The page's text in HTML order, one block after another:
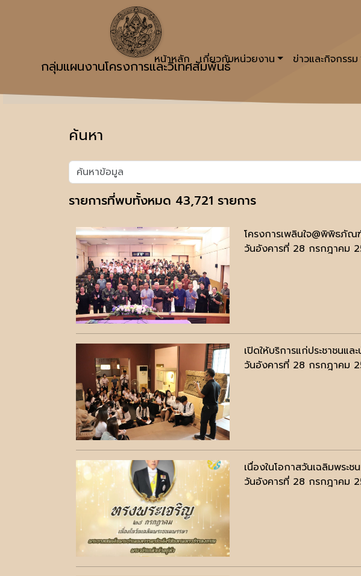
กลุ่มแผนงานโครงการและวิเทศสัมพันธ์
หน้าหลัก เกี่ยวกับหน่วยงาน ข่าวและกิจกรรม
ค้นหา
รายการที่พบทั้งหมด 43,721 รายการ
โครงการเพลินใจ@พิพิธภั
วันอังคารที่ 28 กรกฎาคม
เปิดให้บริการแก่ประชาชน
วันอังคารที่ 28 กรกฎาคม
เนื่องในโอกาสวันเฉลิมพร
วันอังคารที่ 28 กรกฎาคม